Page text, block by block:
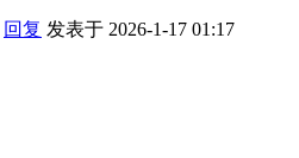
回复 发表于 2026-1-17 01:17